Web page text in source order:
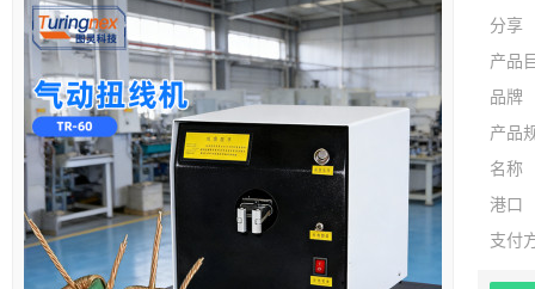
分享
产品
品牌
产品
名称
港口
支付